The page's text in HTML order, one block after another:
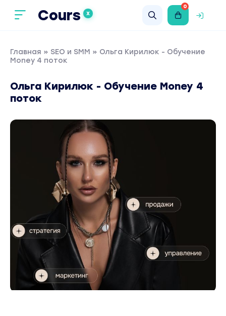
Cours X
0
Главная » SEO и SMM » Ольга Кирилюк - Обучение
Money 4 поток
Ольга Кирилюк - Обучение Money 4
поток